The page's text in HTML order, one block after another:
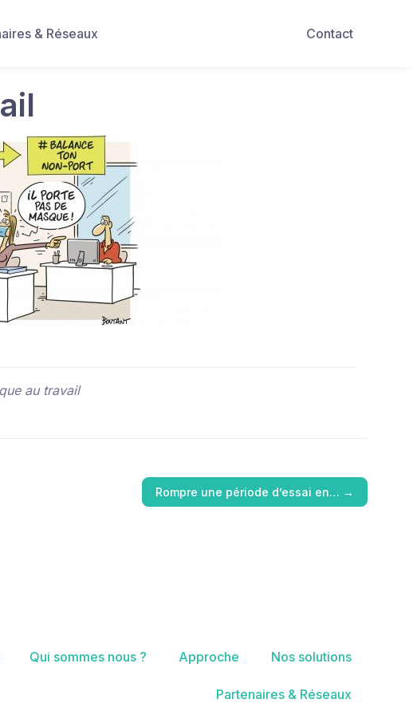
Contact
& Réseaux
au travail
Rompre une période d’essai en… →
Qui sommes nous ? Approche Nos solutions
Partenaires & Réseaux